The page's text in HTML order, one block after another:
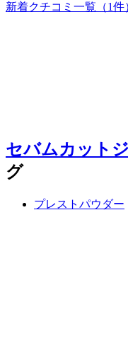
新着クチコミ一覧 （1件
セバムカット
グ
プレストパウダー